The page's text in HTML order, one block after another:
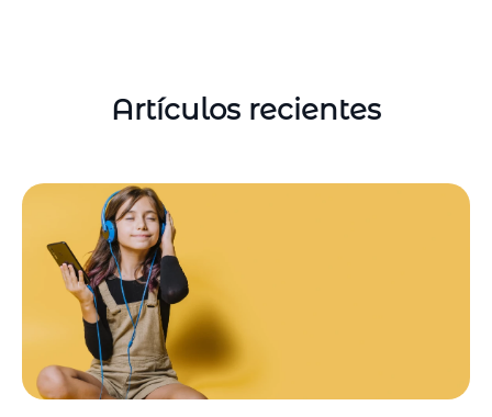
Artículos recientes